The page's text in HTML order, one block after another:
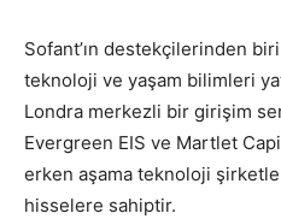
Sofant’ın destekçilerinden
teknoloji ve yaşam bilimleri
Londra merkezli bir girişim
Evergreen EIS ve Martlet
erken aşama teknoloji
hisselere sahiptir.